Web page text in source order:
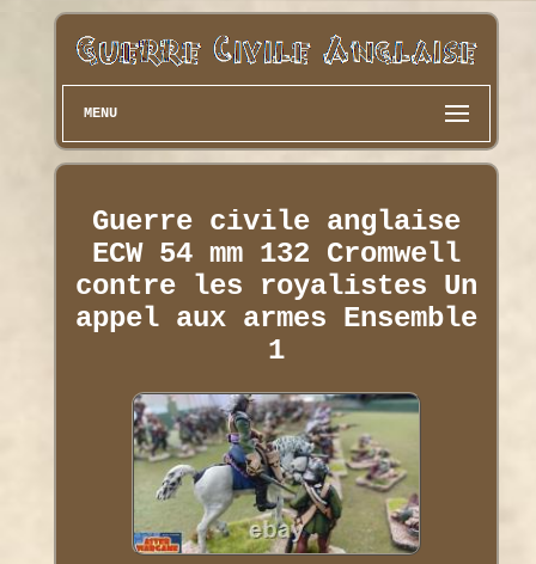
MENU
Guerre civile anglaise
ECW 54 mm 132 Cromwell
contre les royalistes Un
appel aux armes Ensemble
1